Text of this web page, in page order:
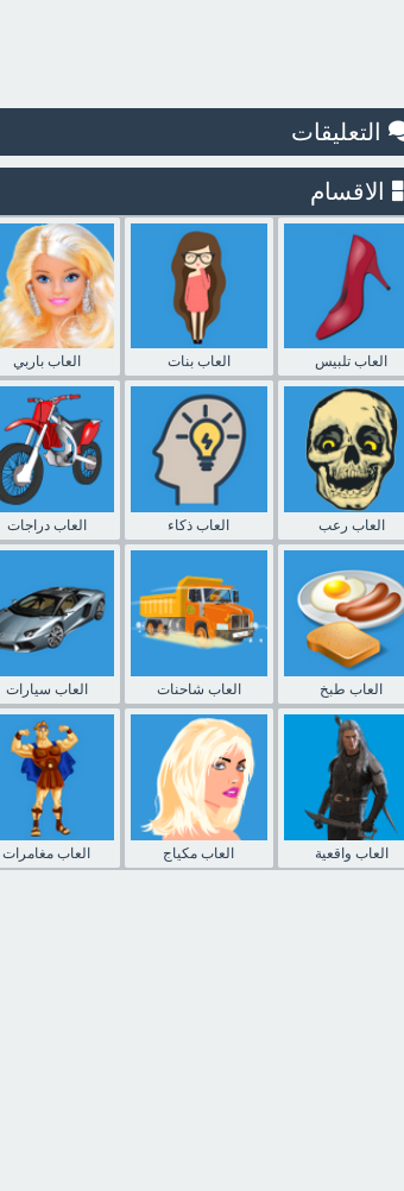
التعليقات
الاقسام
العاب باربي العاب بنات العاب تلبيس
العاب دراجات العاب ذكاء العاب رعب
العاب سيارات العاب شاحنات العاب طبخ
العاب مغامرات العاب مكياج العاب واقعية